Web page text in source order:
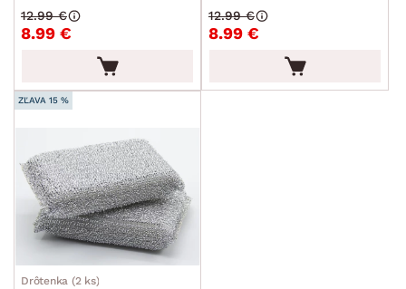
8.99 €
12.99 €
8.99 €
12.99 €
ZĽAVA 15 %
Drôtenka (2 ks)